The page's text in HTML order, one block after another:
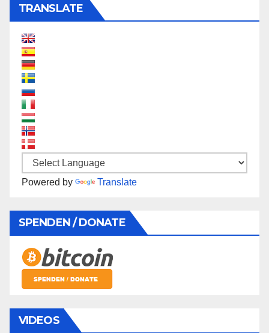
TRANSLATE
Powered by Translate
SPENDEN / DONATE
VIDEOS